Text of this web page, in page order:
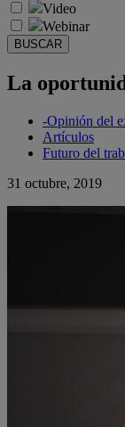
Video
Webinar
BUSCAR
La
-Opinión del
Artículos
Futuro del
31 octubre, 2019